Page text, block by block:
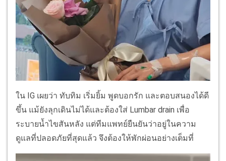
ใน IG เผยว่า ทับทิม เริ่มยิ้ม พูดบอกรัก และตอบสนองได้ดี
ขึ้น แม้ยังลุกเดินไม่ได้และต้องใส่ Lumbar drain เพื่อ
ระบายน้ำไขสันหลัง แต่ทีมแพทย์ยืนยันว่าอยู่ในความ
ดูแลที่ปลอดภัยที่สุดแล้ว จึงต้องให้พักผ่อนอย่างเต็มที่